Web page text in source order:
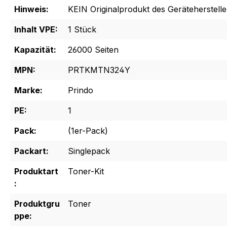
Hinweis:
KEIN Originalprodukt des
Inhalt VPE:
1 Stück
Kapazität:
26000 Seiten
MPN:
PRTKMTN324Y
Marke:
Prindo
PE:
1
Pack:
(1er-Pack)
Packart:
Singlepack
Produktart
:
Toner-Kit
Produktgru
ppe:
Toner